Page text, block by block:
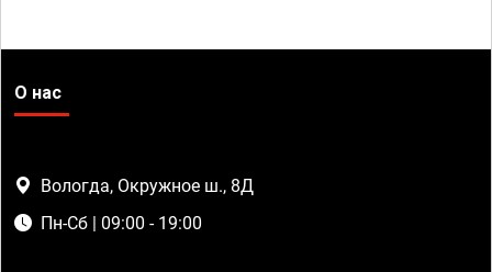
О нас
Вологда, Окружное ш., 8Д
Пн-Сб | 09:00 - 19:00